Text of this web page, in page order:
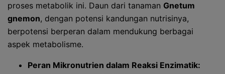
proses metabolik ini. Daun dari tanaman Gnetum
gnemon, dengan potensi kandungan nutrisinya,
berpotensi berperan dalam mendukung berbagai
aspek metabolisme.
Peran Mikronutrien dalam Reaksi Enzimatik: